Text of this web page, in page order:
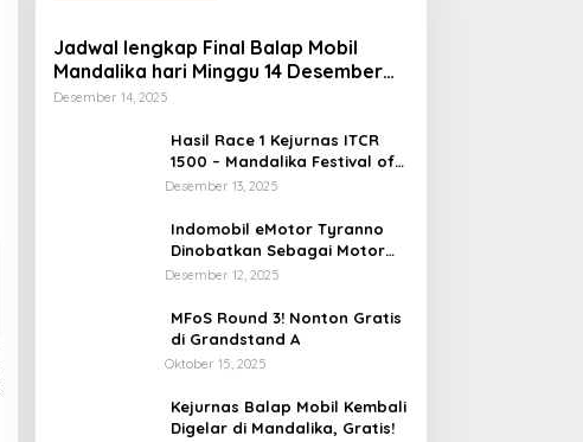
Jadwal lengkap Final Balap Mobil
Mandalika hari Minggu 14 Desember
2025
Desember 14, 2025
Hasil Race 1 Kejurnas ITCR
1500 – Mandalika Festival of
Speed Final Round
Desember 13, 2025
Indomobil eMotor Tyranno
Dinobatkan Sebagai Motor
Listrik Terbaik di Kelasnya
Desember 12, 2025
MFoS Round 3! Nonton Gratis
di Grandstand A
Oktober 15, 2025
Kejurnas Balap Mobil Kembali
Digelar di Mandalika, Gratis!